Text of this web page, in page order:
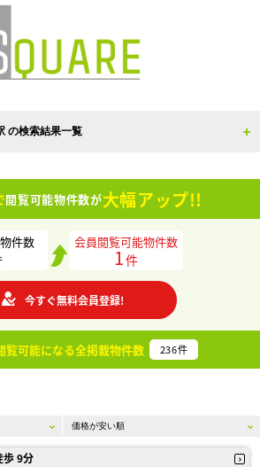
の検索結果一覧
閲覧可能物件数が大幅アップ!!
件数 会員閲覧可能物件数
1件
今すぐ無料会員登録!
覧可能になる全掲載物件数 236件
歩 9分